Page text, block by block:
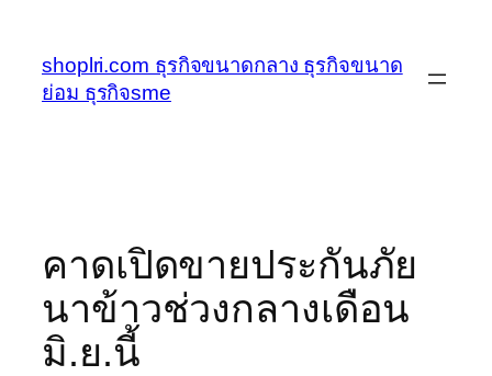
เนื้อหา
shoplri.com ธุรกิจขนาดกลาง ธุรกิจขนาด
ย่อม ธุรกิจsme
คาดเปิดขายประกันภัย
นาข้าวช่วงกลางเดือน
มิ.ย.นี้